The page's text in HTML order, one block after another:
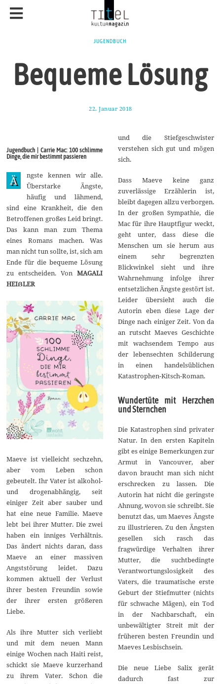
JUGENDBUCH
Bequeme Lösung
22. Januar 2018
i
2
Jugendbuch | Carrie Mac: 100 schlimme
Dinge, die mir bestimmt passieren
Ä
ngste kennen wir alle.
Überstarke Ängste,
häufig und lähmend,
sind eine Krankheit, die den
Betroffenen großes Leid bringt.
Das kann man zum Thema
eines Romans machen. Was
man nicht tun sollte, ist, sich am
Ende für die bequeme Lösung
zu entscheiden. VonMAGALI
HEIẞLER
Maeve ist vielleicht sechzehn,
aber vom Leben schon
gebeutelt. Ihr Vater ist alkohol-
und drogenabhängig, seit
einiger Zeit aber sauber und
hat eine neue Familie. Maeve
lebt bei ihrer Mutter. Die zwei
haben ein inniges Verhältnis.
Das ändert nichts daran, dass
Maeve an einer massiven
Angststörung leidet. Dazu
kommen aktuell der Verlust
ihrer besten Freundin sowie
der ihrer ersten größeren
Liebe.
Als ihre Mutter sich verliebt
und mit dem neuen Mann
einige Wochen nach Haiti reist,
schickt sie Maeve kurzerhand
zu ihrem Vater. Schon die
und die Stiefgeschwister
verstehen sich gut und mögen
sich.
Dass Maeve keine ganz
zuverlässige Erzählerin ist,
bleibt dagegen allzu verborgen.
In der großen Sympathie, die
Mac für ihre Hauptfigur weckt,
geht unter, dass diese die
Menschen um sie herum aus
einem sehr begrenzten
Blickwinkel sieht und ihre
Wahrnehmung infolge ihrer
entsetzlichen Ängste gestört ist.
Leider übersieht auch die
Autorin eben diese Lage der
Dinge nach einiger Zeit. Von da
an rutscht Maeves Geschichte
mit wachsendem Tempo aus
der lebensechten Schilderung
in einen handelsüblichen
Katastrophen-Kitsch-Roman.
Wundertüte mit Herzchen
und Sternchen
Die Katastrophen sind privater
Natur. In den ersten Kapiteln
gibt es einige Bemerkungen zur
Armut in Vancouver, aber
davon braucht man sich nicht
erschrecken zu lassen. Die
Autorin hat nicht die geringste
Ahnung, wovon sie schreibt. Sie
benutzt das, um Maeves Ängste
zu illustrieren. Zu den Ängsten
gesellen sich rasch das
fragwürdige Verhalten ihrer
Mutter, die suchtbedingte
Verantwortungslosigkeit des
Vaters, die traumatische erste
Geburt der Stiefmutter (nichts
für schwache Mägen), ein Tod
in der Nachbarschaft, ein
unbewältigter Streit mit der
früheren besten Freundin und
Maeves Lesbischsein.
Die neue Liebe Salix gerät
dadurch fast zur